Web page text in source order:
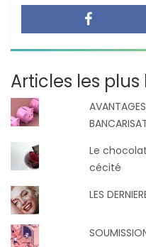
Articles les plus
Le
cécité
LES